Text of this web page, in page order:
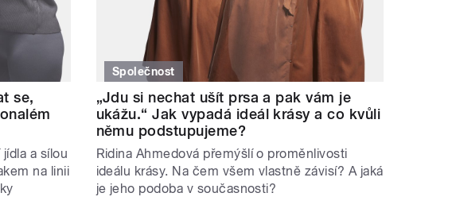
se,
a sílou
na linii
Společnost
„Jdu si nechat ušít prsa a pak vám je
ukážu.“ Jak vypadá ideál krásy a co kvůli
němu podstupujeme?
Ridina Ahmedová přemýšlí o proměnlivosti
ideálu krásy. Na čem všem vlastně závisí? A jaká
je jeho podoba v současnosti?